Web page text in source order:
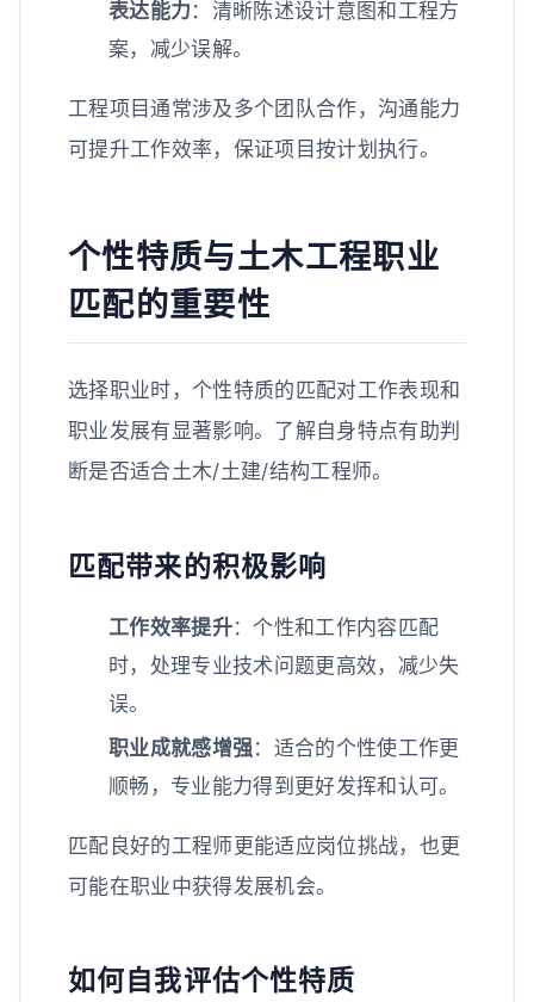
表达能力 ：清晰陈述设计意图和工程方
案，减少误解。
工程项目通常涉及多个团队合作，沟通能力
可提升工作效率，保证项目按计划执行。
个性特质与土木工程职业
匹配的重要性
选择职业时，个性特质的匹配对工作表现和
职业发展有显著影响。了解自身特点有助判
断是否适合土木/土建/结构工程师。
匹配带来的积极影响
工作效率提升：个性和工作内容匹配
时，处理专业技术问题更高效，减少失
误。
职业成就感增强 ：适合的个性使工作更
顺畅，专业能力得到更好发挥和认可。
匹配良好的工程师更能适应岗位挑战，也更
可能在职业中获得发展机会。
如何自我评估个性特质